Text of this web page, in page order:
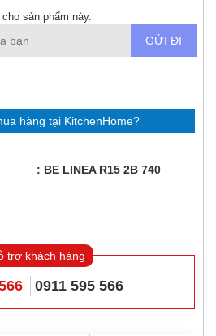
sản phẩm này.
hàng tại KitchenHome?
BE LINEA R15 2B 740
trợ khách hàng
0911 595 566